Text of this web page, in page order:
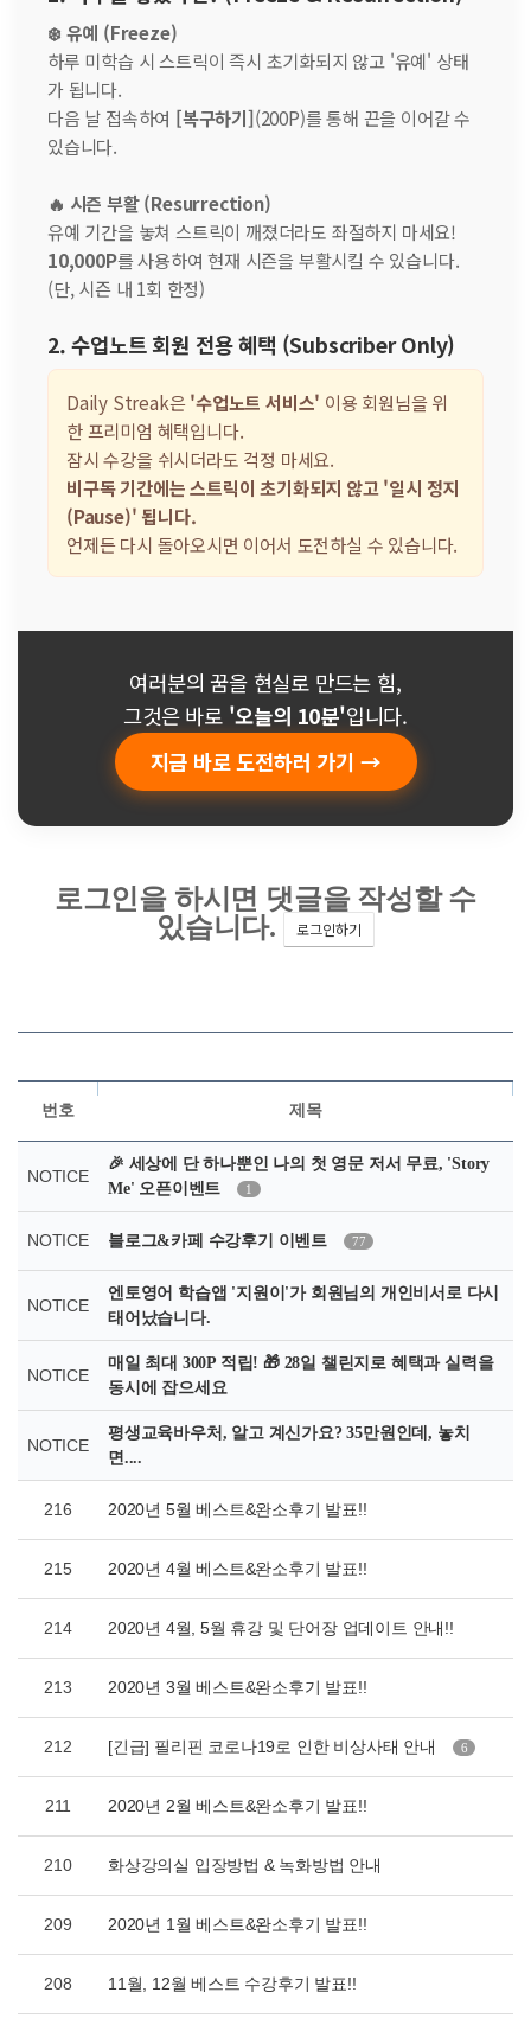
❄️ 유예 (Freeze)
하루 미학습 시 스트릭이 즉시 초기화되지 않고 '유예' 상태
가 됩니다.
다음 날 접속하여 [복구하기](200P)를 통해 끈을 이어갈 수
있습니다.
🔥 시즌 부활 (Resurrection)
유예 기간을 놓쳐 스트릭이 깨졌더라도 좌절하지 마세요!
10,000P를 사용하여 현재 시즌을 부활시킬 수 있습니다.
(단, 시즌 내 1회 한정)
2. 수업노트 회원 전용 혜택 (Subscriber Only)
Daily Streak은'수업노트 서비스' 이용 회원님을 위
한 프리미엄 혜택입니다.
잠시 수강을 쉬시더라도 걱정 마세요.
비구독 기간에는 스트릭이 초기화되지 않고 '일시 정지
(Pause)' 됩니다.
언제든 다시 돌아오시면 이어서 도전하실 수 있습니다.
여러분의 꿈을 현실로 만드는 힘,
그것은 바로 '오늘의 10분'입니다.
지금 바로 도전하러 가기 →